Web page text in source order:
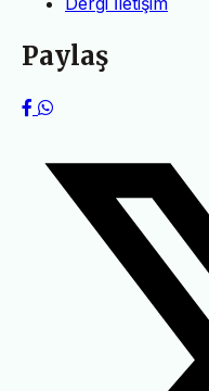
Paylaş